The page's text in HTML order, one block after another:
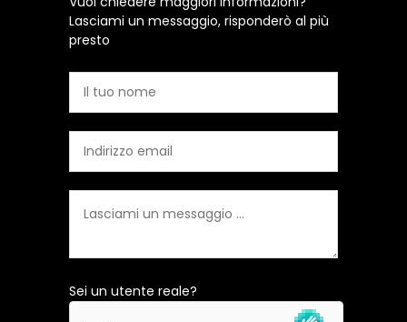
Lasciami un messaggio, risponderò al più
presto
Sei un utente reale?